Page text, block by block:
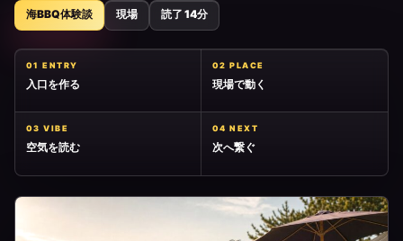
海BBQ体験談 現場 読了 14分
01 ENTRY
入口を作る
02 PLACE
現場で動く
03 VIBE
空気を読む
04 NEXT
次へ繋ぐ